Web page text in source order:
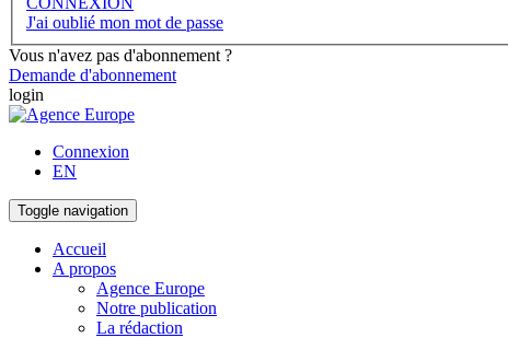
J'ai oublié mon mot de passe
Vous n'avez pas d'abonnement ?
Demande d'abonnement
login
Connexion
EN
Toggle navigation
Accueil
A propos
Agence Europe
Notre publication
La rédaction